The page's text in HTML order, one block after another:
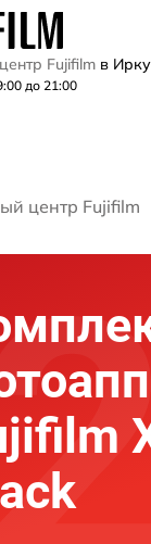
Fujifilm в
до 21:00
центр Fujifilm